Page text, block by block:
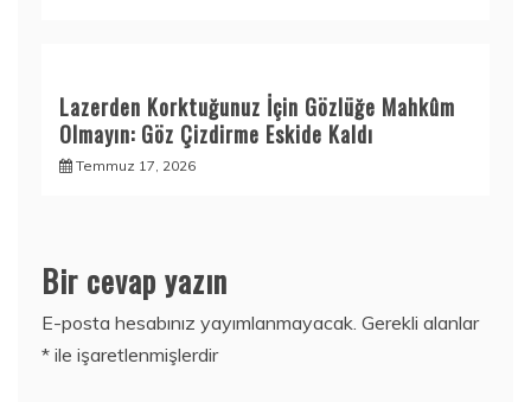
Lazerden Korktuğunuz İçin Gözlüğe Mahkûm
Olmayın: Göz Çizdirme Eskide Kaldı
Temmuz 17, 2026
Bir cevap yazın
E-posta hesabınız yayımlanmayacak. Gerekli alanlar
* ile işaretlenmişlerdir